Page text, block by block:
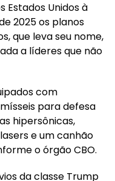
Estados Unidos à
2025 os planos
que leva seu nome,
a líderes que não
com
para defesa
hipersônicas,
e um canhão
o órgão CBO.
da classe Trump